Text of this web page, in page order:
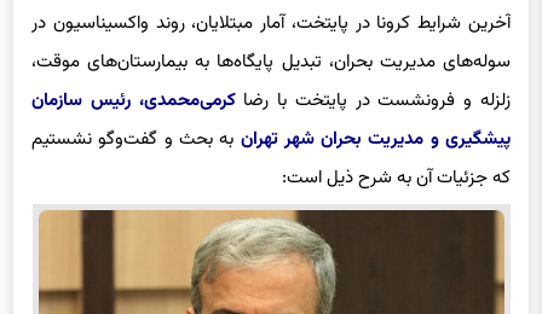
آخرین شرایط کرونا در پایتخت، آمار مبتلایان، روند واکسیناسیون در
سوله‌های مدیریت بحران، تبدیل پایگاه‌ها به بیمارستان‌های موقت،
زلزله و فرونشست در پایتخت با رضاکرمی‌محمدی، رئیس سازمان
پیشگیری و مدیریت بحران شهر تهران به بحث و گفت‌وگونشستیم
که جزئیات‌ آن به شرح ذیل است: